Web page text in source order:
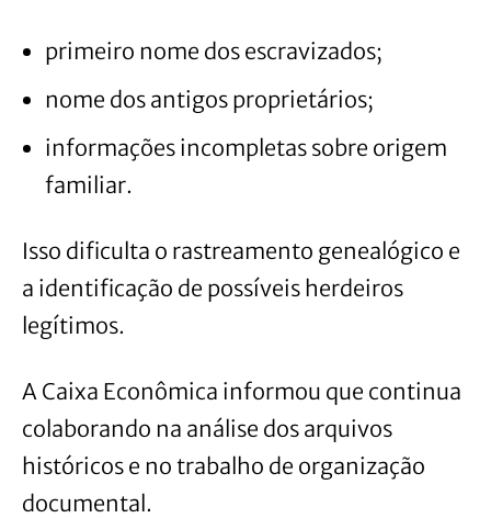
primeiro nome dos escravizados;
nome dos antigos proprietários;
informações incompletas sobre origem
familiar.
Isso dificulta o rastreamento genealógico e
a identificação de possíveis herdeiros
legítimos.
A Caixa Econômica informou que continua
colaborando na análise dos arquivos
históricos e no trabalho de organização
documental.